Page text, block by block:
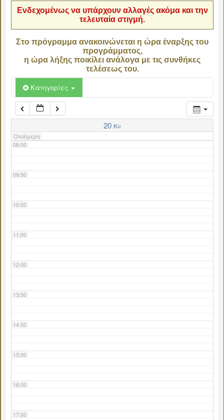
Ενδεχομένως να υπάρχουν αλλαγές ακόμα και την
τελευταία στιγμή.
Στο πρόγραμμα ανακοινώνεται η ώρα έναρξης του
προγράμματος,
η ώρα λήξης ποικίλει ανάλογα με τις συνθήκες
τελέσεως του.
Κατηγορίες
20 Κυ
Ολοήμερη
06:00
07:00
08:00
09:00
10:00
11:00
12:00
13:00
14:00
15:00
16:00
17:00